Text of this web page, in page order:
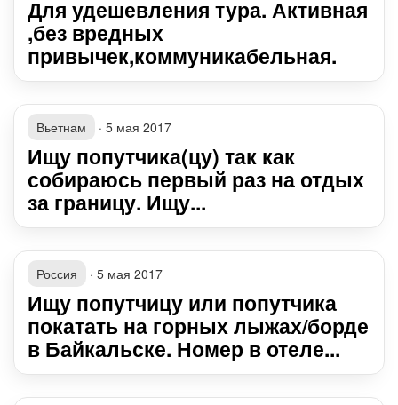
Для удешевления тура. Активная
,без вредных
привычек,коммуникабельная.
Вьетнам · 5 мая 2017
Ищу попутчика(цу) так как
собираюсь первый раз на отдых
за границу. Ищу...
Россия · 5 мая 2017
Ищу попутчицу или попутчика
покатать на горных лыжах/борде
в Байкальске. Номер в отеле...